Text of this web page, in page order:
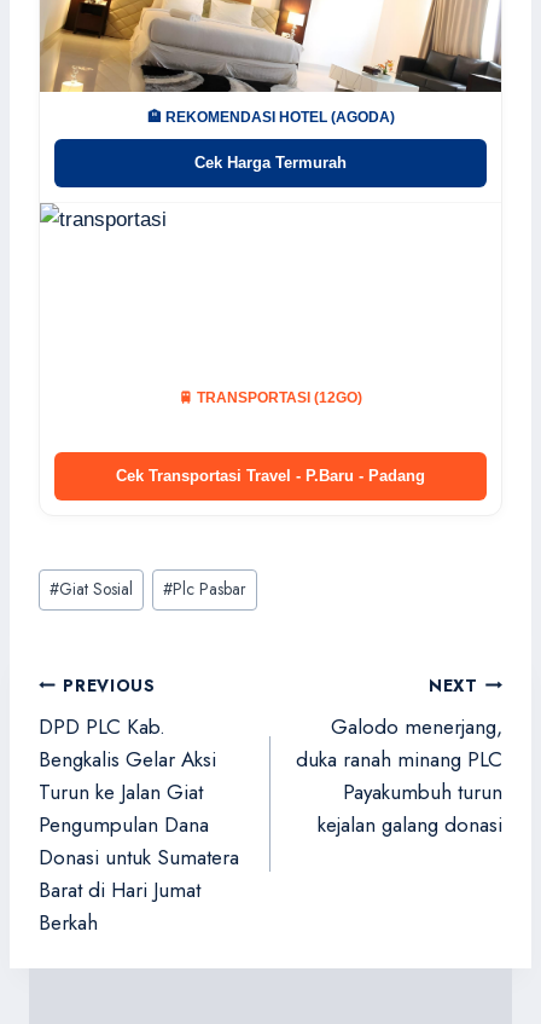
🏨 REKOMENDASI HOTEL (AGODA)
Cek Harga Termurah
🚆 TRANSPORTASI (12GO)
Cek Transportasi Travel - P.Baru - Padang
Post
Tags:
#Giat Sosial #Plc Pasbar
Navigasi
pos
PREVIOUS
DPD PLC Kab.
Bengkalis Gelar Aksi
Turun ke Jalan Giat
Pengumpulan Dana
Donasi untuk Sumatera
Barat di Hari Jumat
Berkah
NEXT
Galodo menerjang,
duka ranah minang PLC
Payakumbuh turun
kejalan galang donasi